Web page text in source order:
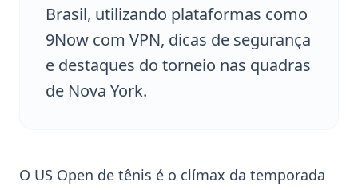
Brasil, utilizando plataformas como
9Now com VPN, dicas de segurança
e destaques do torneio nas quadras
de Nova York.
O US Open de tênis é o clímax da temporada